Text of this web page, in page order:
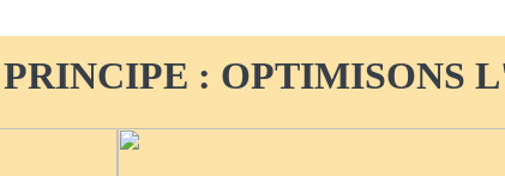
PRINCIPE : OPTIMISONS